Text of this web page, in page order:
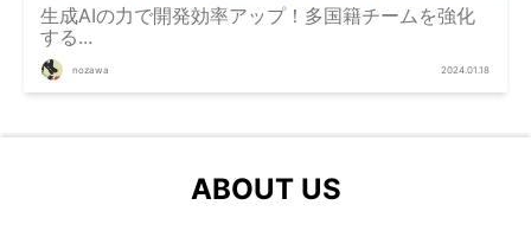
生成AIの力で開発効率アップ！多国籍チームを強化
する...
nozawa 2024.01.18
ABOUT US